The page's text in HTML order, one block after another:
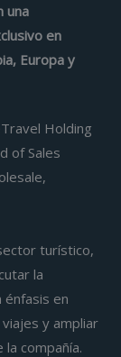
una
en
Europa y
Holding
of Sales
turístico,
la
en
y ampliar
compañía.